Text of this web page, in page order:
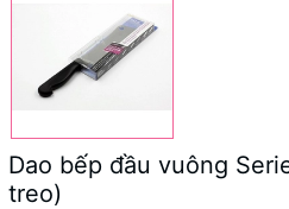
Dao bếp đầu vuông
treo)